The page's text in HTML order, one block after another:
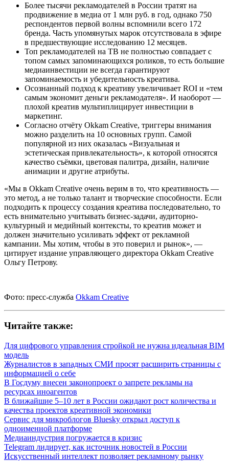
Более тысячи рекламодателей в России тратят на
продвижение в медиа от 1 млн руб. в год, однако 750
респондентов первой волны вспомнили всего 172
бренда. Часть упомянутых марок отсутствовала в эфире
в предшествующие исследованию 12 месяцев.
Топ рекламодателей на ТВ не полностью совпадает с
топом самых запоминающихся роликов, то есть большие
медиаинвестиции не всегда гарантируют
запоминаемость и убедительность креатива.
Осознанный подход к креативу увеличивает ROI и «тем
самым экономит деньги рекламодателя». И наоборот —
плохой креатив мультиплицирует инвестиции в
маркетинг.
Согласно отчёту Okkam Creative, триггеры внимания
можно разделить на 10 основных групп. Самой
популярной из них оказалась «Визуальная и
эстетическая привлекательность», к которой относятся
качество съёмки, цветовая палитра, дизайн, наличие
анимации и другие атрибуты.
«Мы в Okkam Creative очень верим в то, что креативность —
это метод, а не только талант и творческие способности. Если
подходить к процессу создания креатива последовательно, то
есть внимательно учитывать бизнес-задачи, аудиторно-
культурный и медийный контексты, то креатив может и
должен значительно усиливать эффект от рекламной
кампании. Мы хотим, чтобы в это поверил и рынок», —
цитирует издание управляющего директора Okkam Creative
Ольгу Петрову.
Фото: пресс-служба Okkam Creative
Читайте также:
Для цифрового управления стройкой не нужна идеальная BIM
модель
Журналистов в западных СМИ просят расширить страницы с
информацией о себе
В Госдуму внесен законопроект о запрете рекламы на
ресурсах иноагентов
В ближайшие 5–10 лет в России ожидают рост количества и
качества проектов креативной экономики
Сервис для микроблогов Bluesky открыл доступ к
одноименной платформе
Медиаиндустрия погружается в кризис
Telegram лидирует, как источник новостей в России
Искусственный интеллект позволяет рекламному рынку